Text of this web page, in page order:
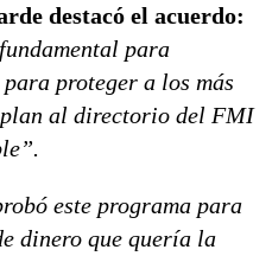
destacó el acuerdo:
para
proteger a los más
al directorio del FMI
este programa para
dinero que quería la